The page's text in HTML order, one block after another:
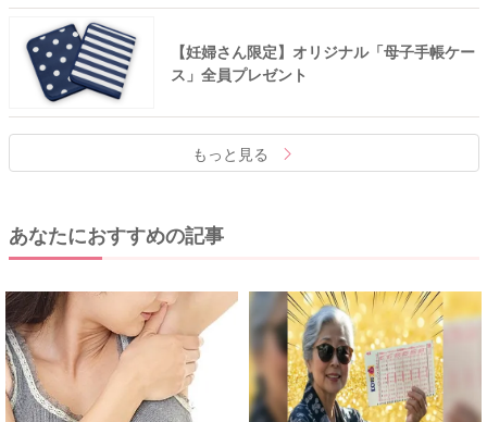
【妊婦さん限定】オリジナル「母子手帳ケー
ス」全員プレゼント
もっと見る
あなたにおすすめの記事